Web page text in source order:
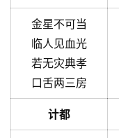
金星不可当
临人见血光
若无灾典孝
口舌两三房
计都